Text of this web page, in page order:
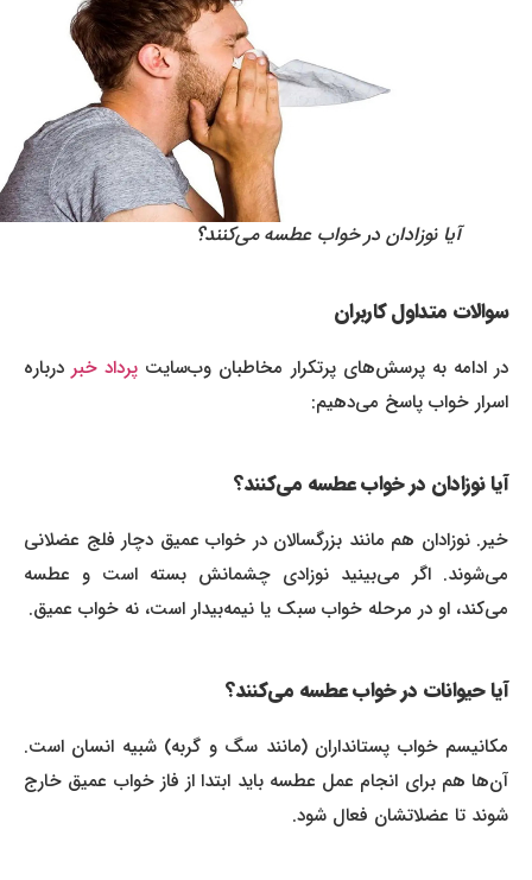
آیا نوزادان در خواب عطسه می‌کنند؟
سوالات متداول کاربران
در ادامه به پرسش‌های پرتکرار مخاطبان وب‌سایتپرداد خبردرباره
اسرار خواب پاسخ می‌دهیم:
آیا نوزادان در خواب عطسه می‌کنند؟
خیر. نوزادان هم مانند بزرگسالان در خواب عمیق دچار فلج عضلانی
می‌شوند. اگر می‌بینید نوزادی چشمانش بسته است و عطسه
می‌کند، او در مرحله خواب سبک یا نیمه‌بیدار است، نه خواب عمیق.
آیا حیوانات در خواب عطسه می‌کنند؟
مکانیسم خواب پستانداران (مانند سگ و گربه) شبیه انسان است.
آن‌ها هم برای انجام عمل عطسه باید ابتدا از فاز خواب عمیق خارج
شوند تا عضلاتشان فعال شود.